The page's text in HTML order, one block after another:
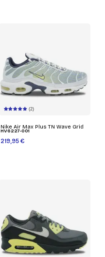
(2)
Nike Air Max Plus TN Wave Grid
HV6227-001
219,95 €